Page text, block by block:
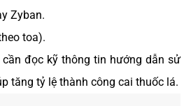
Zyban.
toa).
cần đọc kỹ thông tin hướng dẫn sử
tăng tỷ lệ thành công cai thuốc lá.